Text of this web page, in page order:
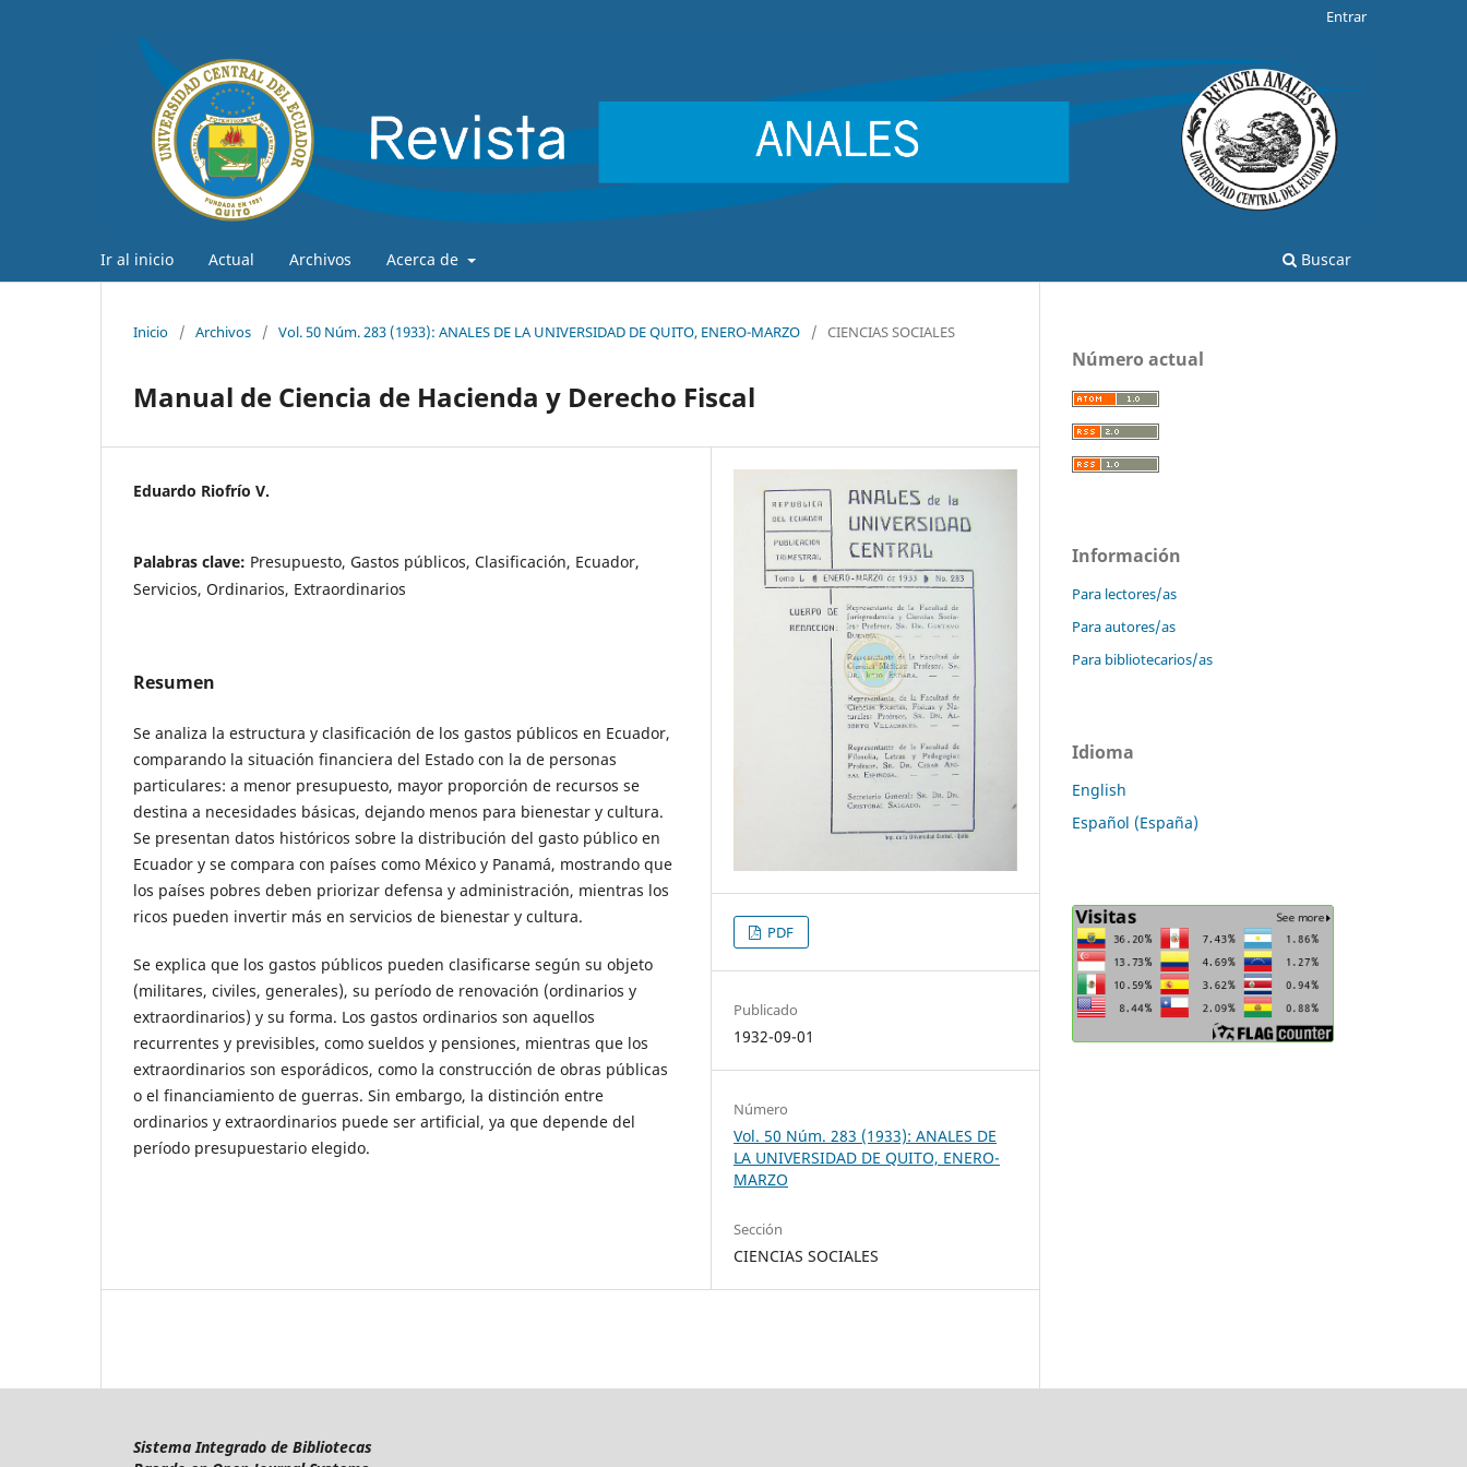
Ir al inicio Actual Archivos Acerca de Buscar
Entrar
Inicio / Archivos / Vol. 50 Núm. 283 (1933): ANALES DE LA UNIVERSIDAD DE QUITO, ENERO-MARZO / CIENCIAS SOCIALES
Manual de Ciencia de Hacienda y Derecho Fiscal
Eduardo Riofrío V.
Palabras clave: Presupuesto, Gastos públicos, Clasificación, Ecuador,
Servicios, Ordinarios, Extraordinarios
Resumen
Se analiza la estructura y clasificación de los gastos públicos en Ecuador,
comparando la situación financiera del Estado con la de personas
particulares: a menor presupuesto, mayor proporción de recursos se
destina a necesidades básicas, dejando menos para bienestar y cultura.
Se presentan datos históricos sobre la distribución del gasto público en
Ecuador y se compara con países como México y Panamá, mostrando que
los países pobres deben priorizar defensa y administración, mientras los
ricos pueden invertir más en servicios de bienestar y cultura.
Se explica que los gastos públicos pueden clasificarse según su objeto
(militares, civiles, generales), su período de renovación (ordinarios y
extraordinarios) y su forma. Los gastos ordinarios son aquellos
recurrentes y previsibles, como sueldos y pensiones, mientras que los
extraordinarios son esporádicos, como la construcción de obras públicas
o el financiamiento de guerras. Sin embargo, la distinción entre
ordinarios y extraordinarios puede ser artificial, ya que depende del
período presupuestario elegido.
PDF
Publicado
1932-09-01
Número
Vol. 50 Núm. 283 (1933): ANALES DE
LA UNIVERSIDAD DE QUITO, ENERO-
MARZO
Sección
CIENCIAS SOCIALES
Número actual
Información
Para lectores/as
Para autores/as
Para bibliotecarios/as
Idioma
English
Español (España)
Sistema Integrado de Bibliotecas